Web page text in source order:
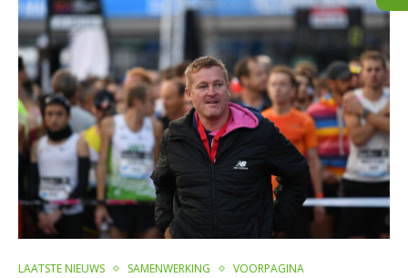
LAATSTE NIEUWS SAMENWERKING VOORPAGINA